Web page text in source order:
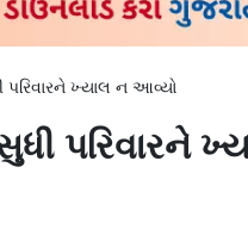
પરિવારને ખ્યાલ ન આવ્યો
પરિવારને